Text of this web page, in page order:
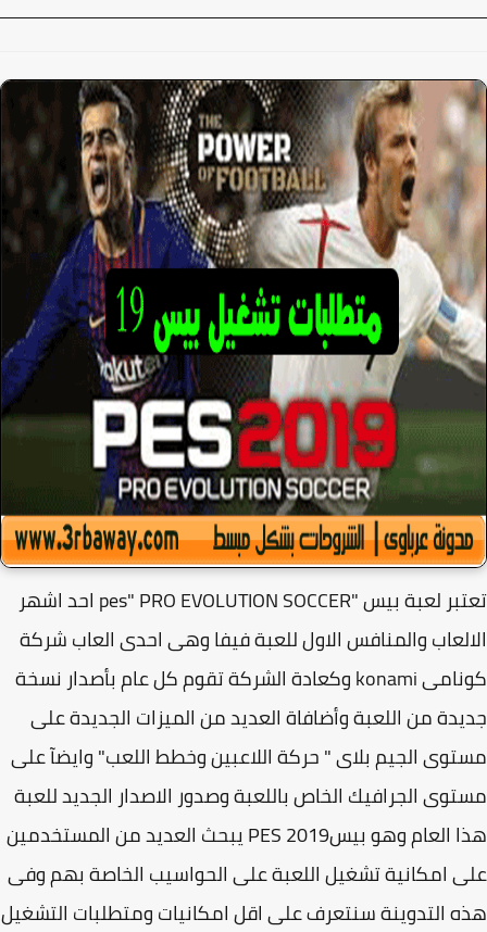
تعتبر لعبة بيس "pes" PRO EVOLUTION SOCCER احد اشهر
والمنافس الاول للعبة فيفا وهى احدى العاب شركة
كونامى konami وكعادة الشركة تقوم كل عام بأصدار نسخة
من اللعبة وأضافاة العديد من الميزات الجديدة على
الجيم بلاى " حركة اللاعبين وخطط اللعب" وايضآ على
الجرافيك الخاص باللعبة وصدور الاصدار الجديد للعبة
هذا العام وهو بيس2019 PES يبحث العديد من المستخدمين
امكانية تشغيل اللعبة على الحواسيب الخاصة بهم وفى
التدوينة سنتعرف على اقل امكانيات ومتطلبات التشغيل